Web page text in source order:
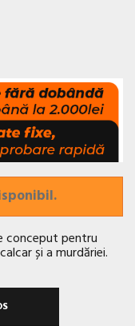
conceput pentru
și a murdăriei.